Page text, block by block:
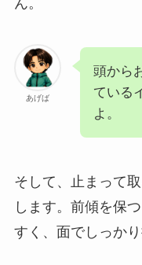
ん。
あげば
頭から
ている
よ。
そして、止まって
します。前傾を保
すく、面でしっかり